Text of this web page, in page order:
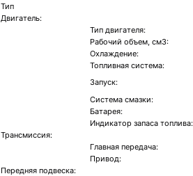
Тип
Двигатель:
Тип двигателя:
Рабочий объем, см3:
Охлаждение:
Топливная система:
Запуск:
Система смазки:
Батарея:
Индикатор запаса топлива:
Трансмиссия:
Главная передача:
Привод:
Передняя подвеска: